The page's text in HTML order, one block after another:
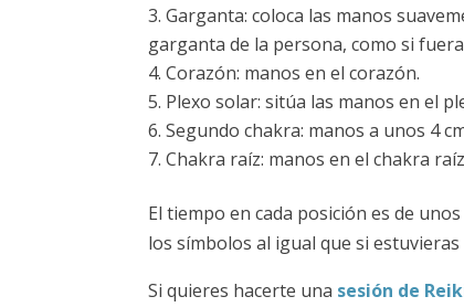
Garganta: coloca las manos
garganta de la persona, como si
Corazón: manos en el corazón.
Plexo solar: sitúa las manos en el
Segundo chakra: manos a unos 4
Chakra raíz: manos en el chakra raíz
El tiempo en cada posición es de
los símbolos al igual que si
Si quieres hacerte una sesión de